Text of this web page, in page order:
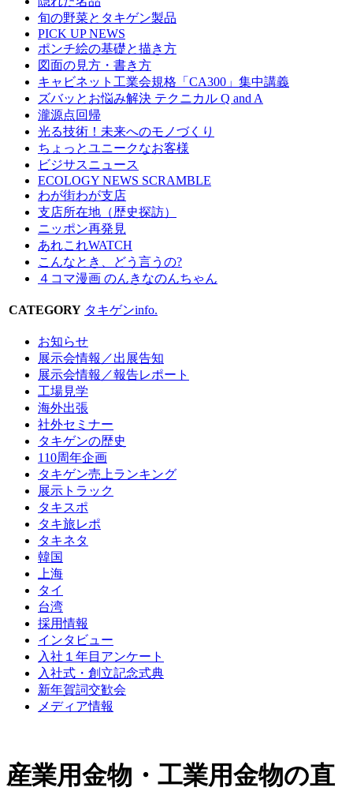
旬の野菜とタキゲン製品
PICK UP NEWS
ポンチ絵の基礎と描き方
図面の見方・書き方
キャビネット工業会規格「CA300」集中講義
ズバッとお悩み解決 テクニカル Q and A
瀧源点回帰
光る技術！未来へのモノづくり
ちょっとユニークなお客様
ビジサスニュース
ECOLOGY NEWS SCRAMBLE
わが街わが支店
支店所在地（歴史探訪）
ニッポン再発見
あれこれWATCH
こんなとき、どう言うの?
４コマ漫画 のんきなのんちゃん
CATEGORY タキゲンinfo.
お知らせ
展示会情報／出展告知
展示会情報／報告レポート
工場見学
海外出張
社外セミナー
タキゲンの歴史
110周年企画
タキゲン売上ランキング
展示トラック
タキスポ
タキ旅レポ
タキネタ
韓国
上海
タイ
台湾
採用情報
インタビュー
入社１年目アンケート
入社式・創立記念式典
新年賀詞交歓会
メディア情報
産業用金物・工業用金物の直